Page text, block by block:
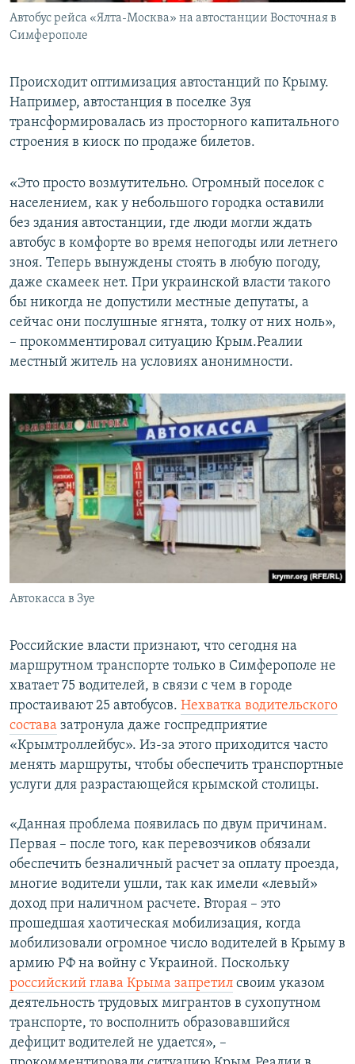
Автобус рейса «Ялта-Москва» на автостанции Восточная в
Симферополе
Происходит оптимизация автостанций по Крыму.
Например, автостанция в поселке Зуя
трансформировалась из просторного капитального
строения в киоск по продаже билетов.
«Это просто возмутительно. Огромный поселок с
населением, как у небольшого городка оставили
без здания автостанции, где люди могли ждать
автобус в комфорте во время непогоды или летнего
зноя. Теперь вынуждены стоять в любую погоду,
даже скамеек нет. При украинской власти такого
бы никогда не допустили местные депутаты, а
сейчас они послушные ягнята, толку от них ноль»,
– прокомментировал ситуацию Крым.Реалии
местный житель на условиях анонимности.
Автокасса в Зуе
Российские власти признают, что сегодня на
маршрутном транспорте только в Симферополе не
хватает 75 водителей, в связи с чем в городе
простаивают 25 автобусов. Нехватка водительского
состава затронула даже госпредприятие
«Крымтроллейбус». Из-за этого приходится часто
менять маршруты, чтобы обеспечить транспортные
услуги для разрастающейся крымской столицы.
«Данная проблема появилась по двум причинам.
Первая – после того, как перевозчиков обязали
обеспечить безналичный расчет за оплату проезда,
многие водители ушли, так как имели «левый»
доход при наличном расчете. Вторая – это
прошедшая хаотическая мобилизация, когда
мобилизовали огромное число водителей в Крыму в
армию РФ на войну с Украиной. Поскольку
российский глава Крыма запретил своим указом
деятельность трудовых мигрантов в сухопутном
транспорте, то восполнить образовавшийся
дефицит водителей не удается», –